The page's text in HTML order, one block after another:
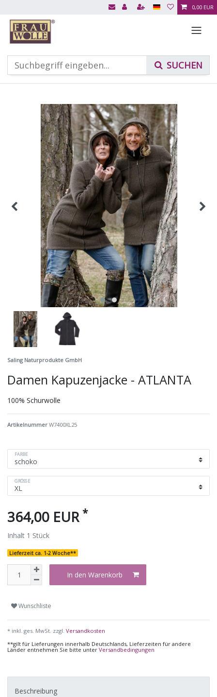
0,00 EUR
Saling Naturprodukte GmbH
Damen Kapuzenjacke - ATLANTA
100% Schurwolle
Artikelnummer W7400XL25
FARBE
GRÖSSE
364,00 EUR *
Inhalt 1 Stück
Lieferzeit ca. 1-2 Woche**
In den Warenkorb
Wunschliste
* inkl. ges. MwSt. zzgl. Versandkosten
**gilt für Lieferungen innerhalb Deutschlands, Lieferzeiten für andere
Länder entnehmen Sie bitte unter Versandbedingungen
Beschreibung